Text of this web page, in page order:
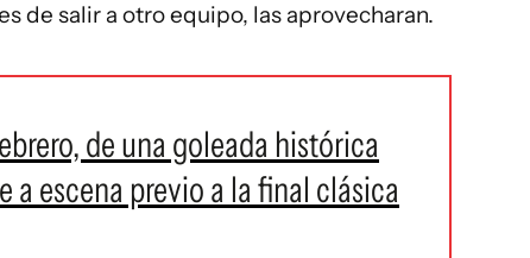
de salir a otro equipo, las aprovecharan.
de una goleada histórica
a escena previo a la final clásica